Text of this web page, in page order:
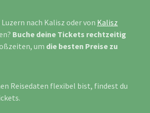
nach Kalisz oder von Kalisz
Buche deine Tickets rechtzeitig
um die besten Preise zu
Reisedaten flexibel bist, findest du